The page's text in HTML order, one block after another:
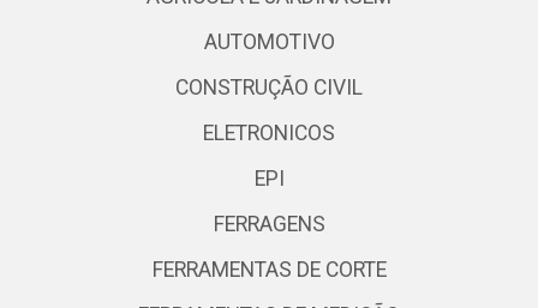
AUTOMOTIVO
CONSTRUÇÃO CIVIL
ELETRONICOS
EPI
FERRAGENS
FERRAMENTAS DE CORTE